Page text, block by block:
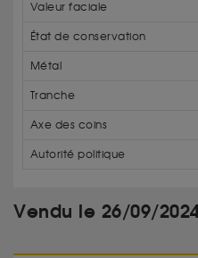
Valeur faciale
État de conservation
Métal
Tranche
Axe des coins
Autorité politique
Vendu le 26/09/